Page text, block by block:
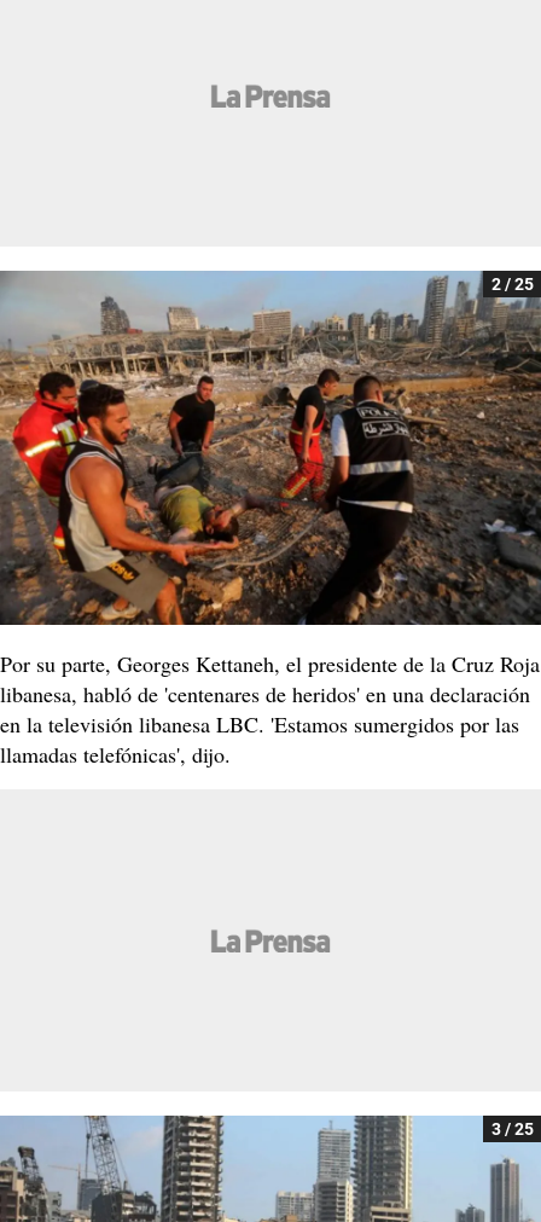
2 / 25
Por su parte, Georges Kettaneh, el presidente de la Cruz Roja
libanesa, habló de 'centenares de heridos' en una declaración
en la televisión libanesa LBC. 'Estamos sumergidos por las
llamadas telefónicas', dijo.
3 / 25